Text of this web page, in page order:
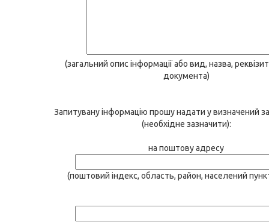
(загальний опис інформації або вид, назва,
документа)
Запитувану інформацію прошу надати у визначений
(необхідне зазначити):
на поштову адресу
(поштовий індекс, область, район, населений